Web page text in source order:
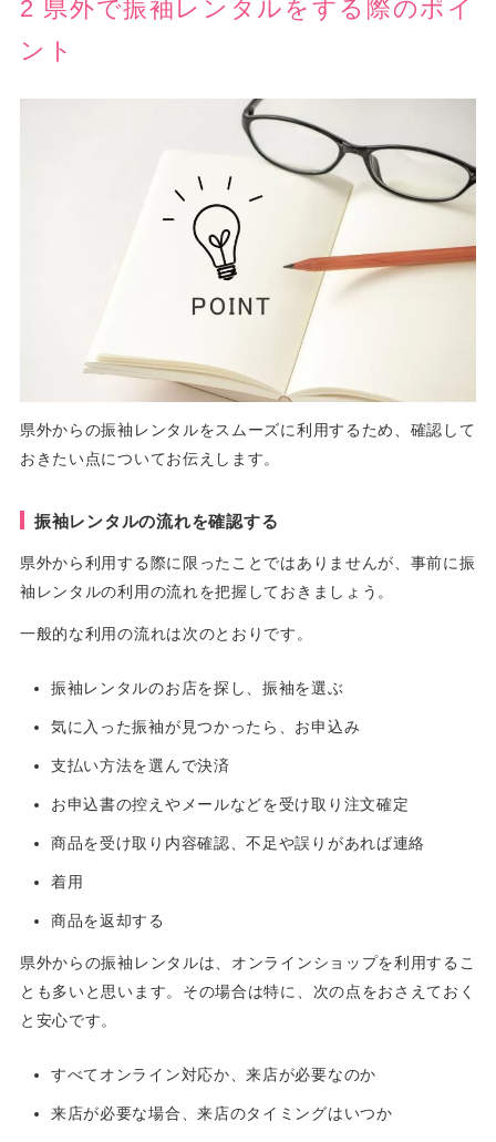
2 県外で振袖レンタルをする際のポイ
ント
県外からの振袖レンタルをスムーズに利用するため、確認して
おきたい点についてお伝えします。
振袖レンタルの流れを確認する
県外から利用する際に限ったことではありませんが、事前に振
袖レンタルの利用の流れを把握しておきましょう。
一般的な利用の流れは次のとおりです。
振袖レンタルのお店を探し、振袖を選ぶ
気に入った振袖が見つかったら、お申込み
支払い方法を選んで決済
お申込書の控えやメールなどを受け取り注文確定
商品を受け取り内容確認、不足や誤りがあれば連絡
着用
商品を返却する
県外からの振袖レンタルは、オンラインショップを利用するこ
とも多いと思います。その場合は特に、次の点をおさえておく
と安心です。
すべてオンライン対応か、来店が必要なのか
来店が必要な場合、来店のタイミングはいつか